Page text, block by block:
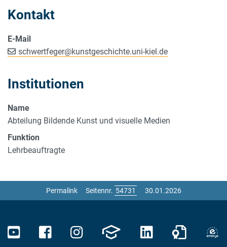
Kontakt
E-Mail
schwertfeger@kunstgeschichte.uni-kiel.de
Institutionen
Name
Abteilung Bildende Kunst und visuelle Medien
Funktion
Lehrbeauftragte
Permalink Seitennr. 30.01.2026